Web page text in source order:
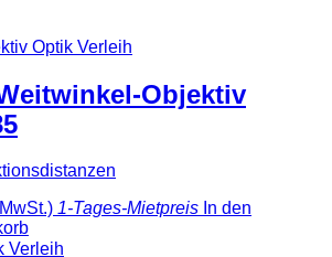
Objektiv
1-Tages-Mietpreis In den